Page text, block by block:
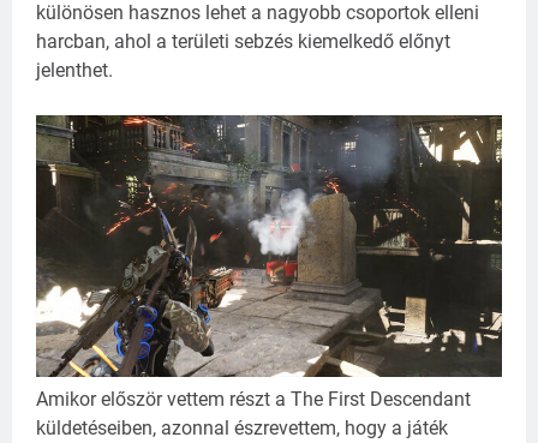
különösen hasznos lehet a nagyobb csoportok elleni
harcban, ahol a területi sebzés kiemelkedő előnyt
jelenthet.
Amikor először vettem részt a The First Descendant
küldetéseiben, azonnal észrevettem, hogy a játék